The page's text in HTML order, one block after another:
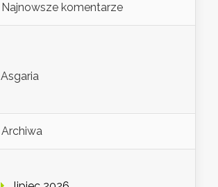
Najnowsze komentarze
Asgaria
Archiwa